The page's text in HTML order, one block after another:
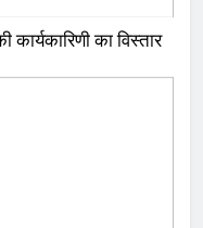
का विस्तार